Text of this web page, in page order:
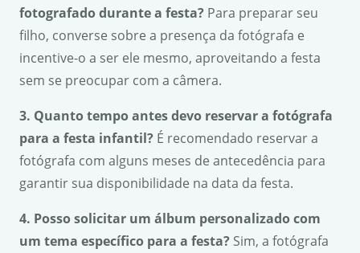
fotografado durante a festa? Para preparar seu
filho, converse sobre a presença da fotógrafa e
incentive-o a ser ele mesmo, aproveitando a festa
sem se preocupar com a câmera.
3. Quanto tempo antes devo reservar a fotógrafa
para a festa infantil? É recomendado reservar a
fotógrafa com alguns meses de antecedência para
garantir sua disponibilidade na data da festa.
4. Posso solicitar um álbum personalizado com
um tema específico para a festa? Sim, a fotógrafa